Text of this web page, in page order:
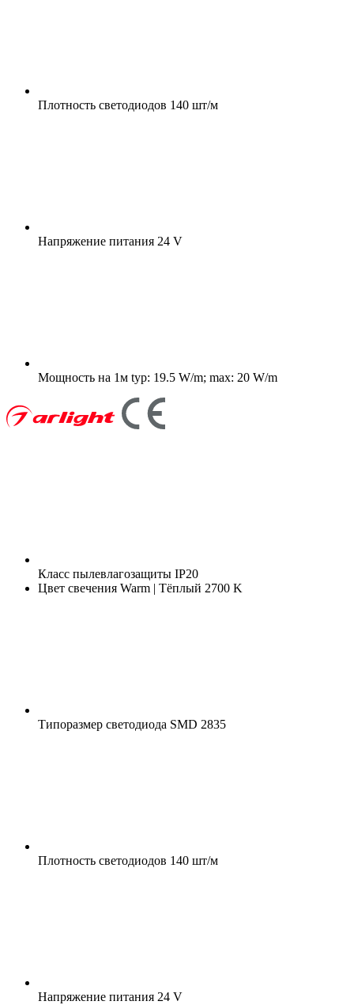
Плотность светодиодов 140 шт/м
Напряжение питания 24 V
Мощность на 1м typ: 19.5 W/m; max: 20 W/m
Класс пылевлагозащиты IP20
Цвет свечения Warm | Тёплый 2700 K
Типоразмер светодиода SMD 2835
Плотность светодиодов 140 шт/м
Напряжение питания 24 V